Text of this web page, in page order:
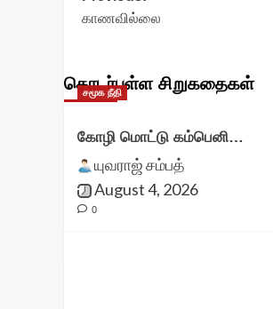
navigation
காணவில்லை
தொடர்புள்ள சிறுகதைகள்
சமூக நீதி
கோழி மொட்டு கம்பெனி…
யுவராஜ் சம்பத்
August 4, 2026
0